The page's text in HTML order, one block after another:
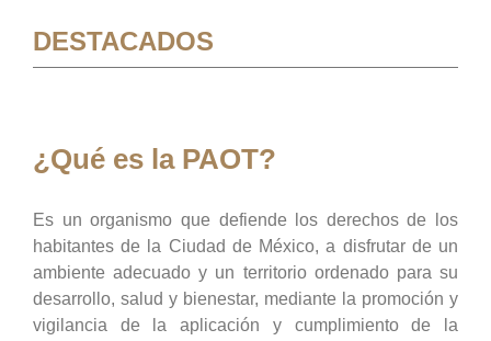
DESTACADOS
¿Qué es la PAOT?
Es un organismo que defiende los derechos de los
habitantes de la Ciudad de México, a disfrutar de un
ambiente adecuado y un territorio ordenado para su
desarrollo, salud y bienestar, mediante la promoción y
vigilancia de la aplicación y cumplimiento de la